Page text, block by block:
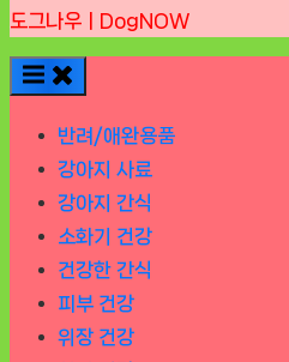
도그나우ㅣDogNOW
반려/애완용품
강아지 사료
강아지 간식
소화기 건강
건강한 간식
피부 건강
위장 건강